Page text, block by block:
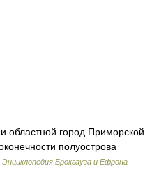
областной город Приморской
полуострова
Энциклопедия Брокгауза и Ефрона